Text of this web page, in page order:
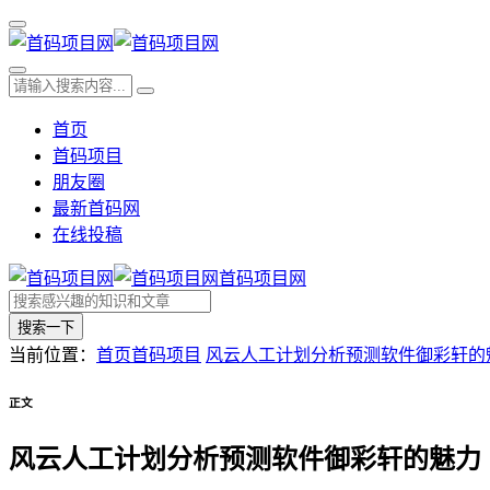
首页
首码项目
朋友圈
最新首码网
在线投稿
首码项目网
搜索一下
当前位置： 首页首码项目 风云人工计划分析预测软件御彩轩的
正文
风云人工计划分析预测软件御彩轩的魅力